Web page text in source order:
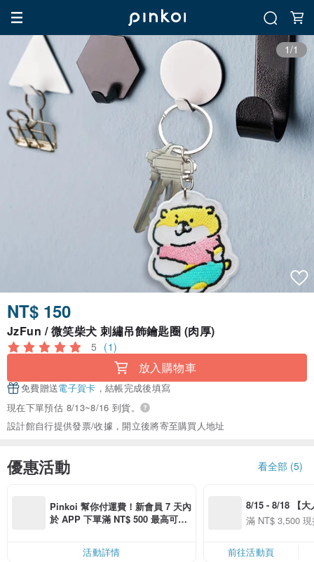
1/1
NT$ 150
JzFun / 微笑柴犬 刺繡吊飾鑰匙圈 (肉厚)
5 (1)
放入購物車
免費贈送電子賀卡 ，結帳完成後填寫
現在下單預估 8/13~8/16 到貨。
設計館自行提供發票/收據，開立後將寄至購買人地址
優惠活動 看全部 (5)
Pinkoi 幫你付運費！新會員 7 天內
於 APP 下單滿 NT$ 500 最高可折
活動詳情
8/15 - 8/18 【大
季】滿
滿 NT$ 3,500
前往活動頁